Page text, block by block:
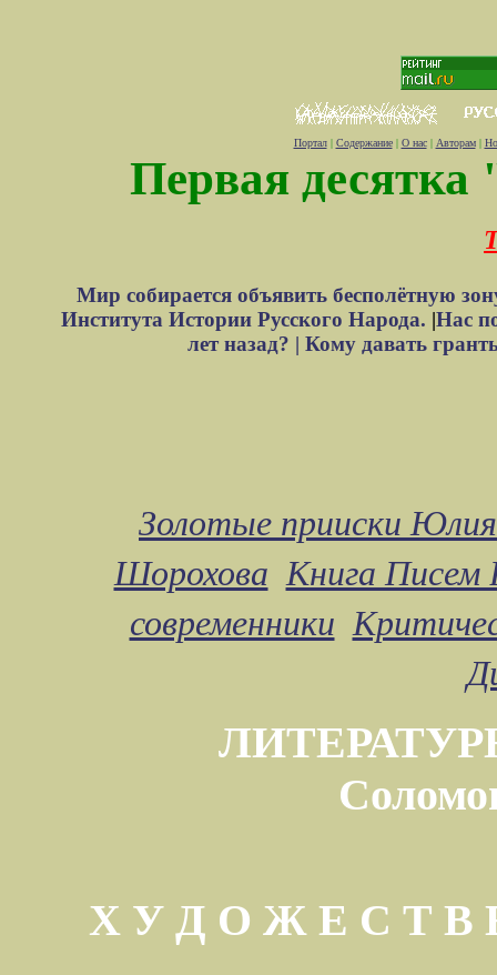
Портал| Содержание| О нас| Авторам|
Первая десятка
Мир собирается объявить бесполётную
Института Истории Русского Народа. |Нас
лет назад? | Кому давать
Золотые прииски
Шорохова Книга Писем
современники
Х У Д О Ж Е С Т